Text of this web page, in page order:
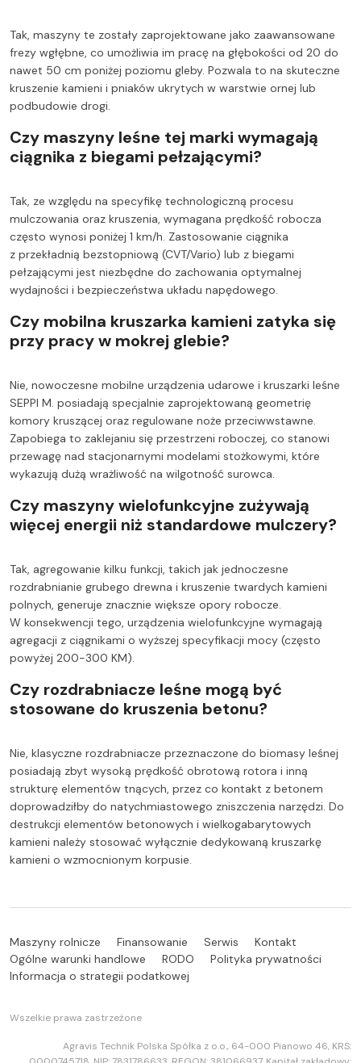
Tak, maszyny te zostały zaprojektowane jako zaawansowane
frezy wgłębne, co umożliwia im pracę na głębokości od 20 do
nawet 50 cm poniżej poziomu gleby. Pozwala to na skuteczne
kruszenie kamieni i pniaków ukrytych w warstwie ornej lub
podbudowie drogi.
Czy maszyny leśne tej marki wymagają
ciągnika z biegami pełzającymi?
Tak, ze względu na specyfikę technologiczną procesu
mulczowania oraz kruszenia, wymagana prędkość robocza
często wynosi poniżej 1 km/h. Zastosowanie ciągnika
z przekładnią bezstopniową (CVT/Vario) lub z biegami
pełzającymi jest niezbędne do zachowania optymalnej
wydajności i bezpieczeństwa układu napędowego.
Czy mobilna kruszarka kamieni zatyka się
przy pracy w mokrej glebie?
Nie, nowoczesne mobilne urządzenia udarowe i kruszarki leśne
SEPPI M. posiadają specjalnie zaprojektowaną geometrię
komory kruszącej oraz regulowane noże przeciwwstawne.
Zapobiega to zaklejaniu się przestrzeni roboczej, co stanowi
przewagę nad stacjonarnymi modelami stożkowymi, które
wykazują dużą wrażliwość na wilgotność surowca.
Czy maszyny wielofunkcyjne zużywają
więcej energii niż standardowe mulczery?
Tak, agregowanie kilku funkcji, takich jak jednoczesne
rozdrabnianie grubego drewna i kruszenie twardych kamieni
polnych, generuje znacznie większe opory robocze.
W konsekwencji tego, urządzenia wielofunkcyjne wymagają
agregacji z ciągnikami o wyższej specyfikacji mocy (często
powyżej 200-300 KM).
Czy rozdrabniacze leśne mogą być
stosowane do kruszenia betonu?
Nie, klasyczne rozdrabniacze przeznaczone do biomasy leśnej
posiadają zbyt wysoką prędkość obrotową rotora i inną
strukturę elementów tnących, przez co kontakt z betonem
doprowadziłby do natychmiastowego zniszczenia narzędzi. Do
destrukcji elementów betonowych i wielkogabarytowych
kamieni należy stosować wyłącznie dedykowaną kruszarkę
kamieni o wzmocnionym korpusie.
Maszyny rolnicze Finansowanie Serwis
Kontakt
Ogólne warunki handlowe
RODO
Polityka prywatności
Informacja o strategii podatkowej
Wszelkie prawa zastrzeżone
Agravis Technik Polska Spółka z o.o., 64-000 Pianowo 46, KRS: